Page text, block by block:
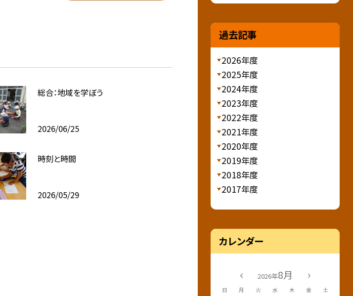
総合：地域を学ぼう
2026/06/25
時刻と時間
2026/05/29
過去記事
2026年度
2025年度
2024年度
2023年度
2022年度
2021年度
2020年度
2019年度
2018年度
2017年度
カレンダー
2026年8月
日 月 火 水 木 金 土